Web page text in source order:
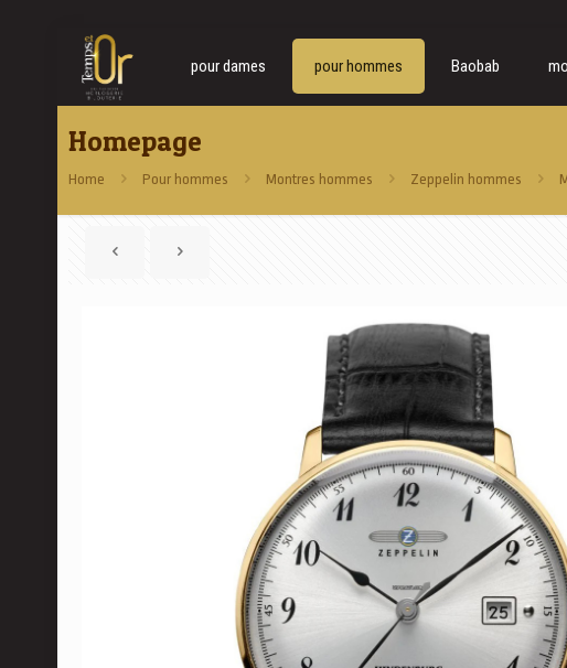
pour dames pour hommes Baobab
Homepage
Home Pour hommes Montres hommes Zeppelin hommes